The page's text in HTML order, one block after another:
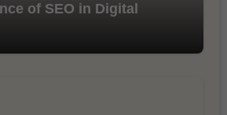
of SEO in Digital